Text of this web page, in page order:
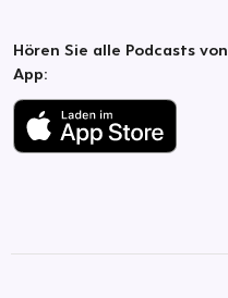
Hören Sie alle Podcasts
App: